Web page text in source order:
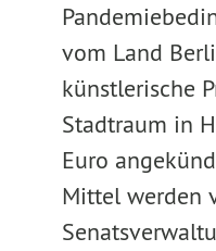
vom Land
künstlerische
Stadtraum in
Euro
Mittel werden